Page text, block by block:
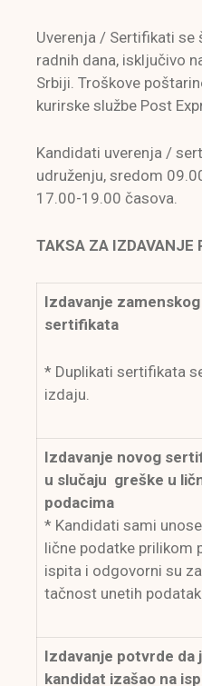
Uverenja / Sertifikati se
radnih dana, isključivo
Srbiji. Troškove
kurirske službe Post
Kandidati uverenja /
udruženju, sredom
17.00-19.00 časova.
TAKSA ZA IZDAVANJE
Izdavanje zamenskog
sertifikata
* Duplikati sertifikata
izdaju.
Izdavanje novog
u slučaju greške u
podacima
* Kandidati sami
lične podatke prilikom
ispita i odgovorni su za
tačnost unetih
Izdavanje potvrde da
kandidat izašao na